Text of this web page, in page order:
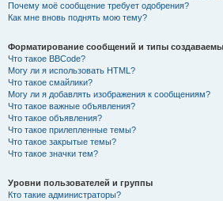
Почему моё сообщение требует одобрения?
Как мне вновь поднять мою тему?
Форматирование сообщений и типы
Что такое BBCode?
Могу ли я использовать HTML?
Что такое смайлики?
Могу ли я добавлять изображения к сообщениям?
Что такое важные объявления?
Что такое объявления?
Что такое прилепленные темы?
Что такое закрытые темы?
Что такое значки тем?
Уровни пользователей и группы
Кто такие администраторы?